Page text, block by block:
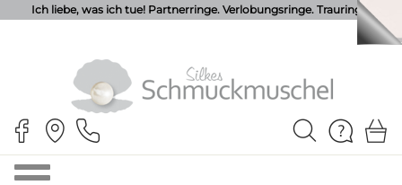
Ich liebe, was ich tue! Partnerringe. Verlobungsringe. Trauringe.